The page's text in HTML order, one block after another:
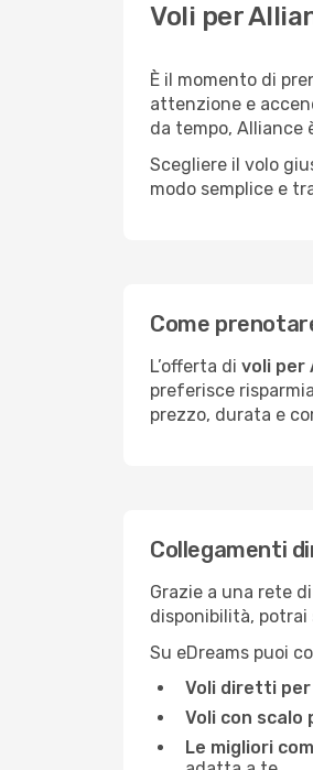
Voli per
È il momento di
attenzione e
da tempo, Alliance
Scegliere il volo
modo semplice e
Come
L’offerta di voli per
preferisce
prezzo, durata e
Collegamenti
Grazie a una rete
disponibilità,
Su eDreams puoi
Voli diretti per
Voli con scalo
Le migliori